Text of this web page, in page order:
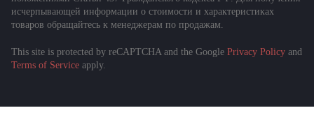
исчерпывающей информации о стоимости и характеристиках
товаров обращайтесь к менеджерам по продажам.
This site is protected by reCAPTCHA and the Google Privacy Policy and
Terms of Service apply.
Подобрать спецтехнику
за 1 минуту